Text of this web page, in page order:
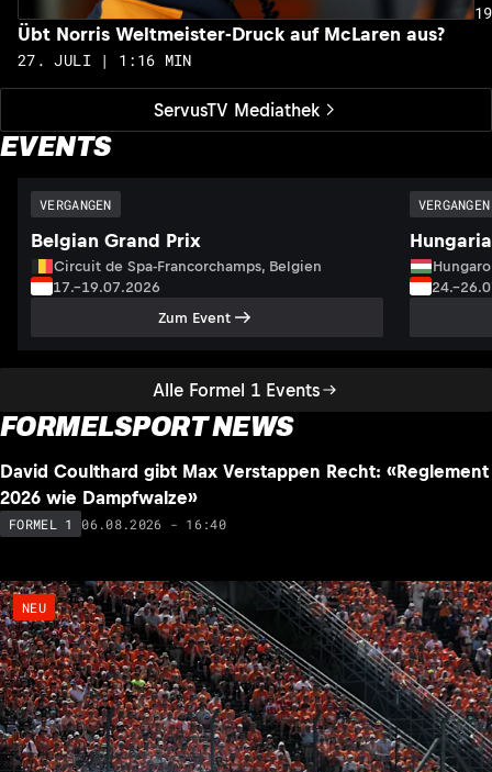
ServusTV Mediathek
Übt Norris Weltmeister-Druck auf McLaren aus?
27. JULI | 1:16 MIN
EVENTS
Alle Formel 1 Events
VERGANGEN
Belgian Grand Prix
Circuit de Spa-Francorchamps, Belgien
17.–19.07.2026
Zum Event
VERGANGEN
FORMELSPORT NEWS
David Coulthard gibt Max Verstappen Recht: «Reglement
2026 wie Dampfwalze»
FORMEL 1 06.08.2026 - 16:40
NEU